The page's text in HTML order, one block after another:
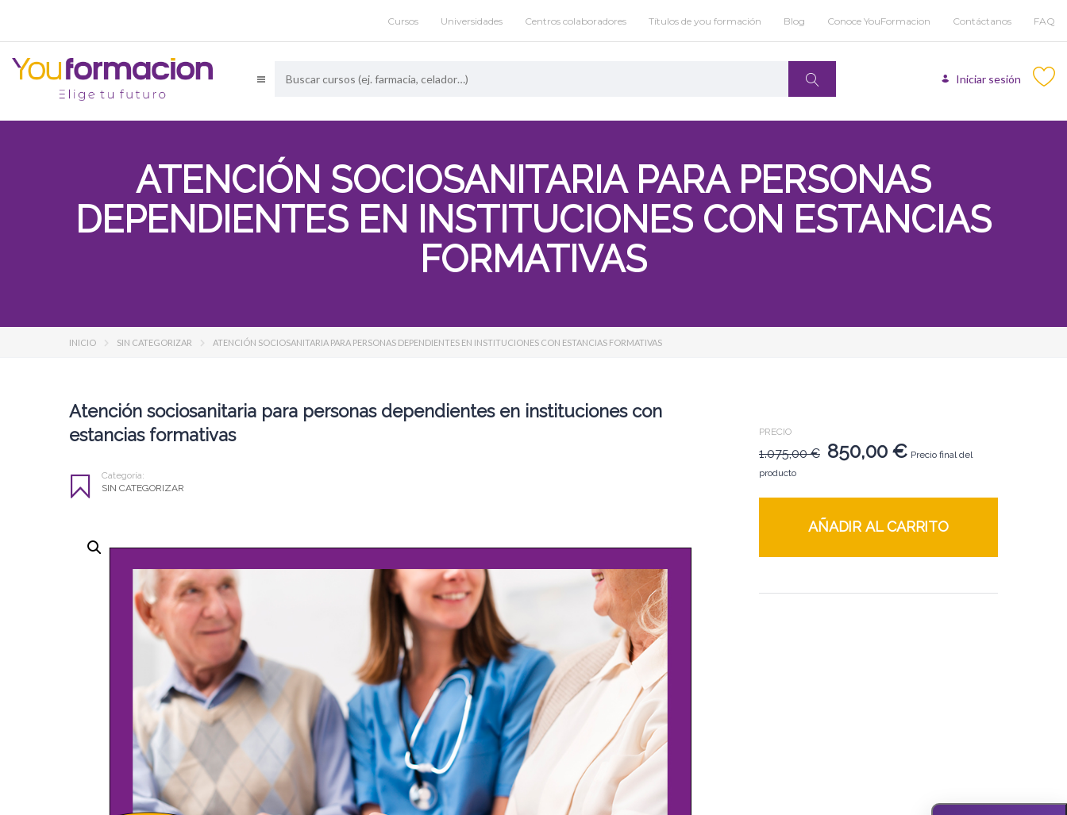
Cursos Universidades Centros colaboradores Títulos de you formación Blog Conoce YouFormacion Contáctanos FAQ
Iniciar sesión
ATENCIÓN SOCIOSANITARIA PARA PERSONAS
DEPENDIENTES EN INSTITUCIONES CON ESTANCIAS
FORMATIVAS
INICIO SIN CATEGORIZAR ATENCIÓN SOCIOSANITARIA PARA PERSONAS DEPENDIENTES EN INSTITUCIONES CON ESTANCIAS FORMATIVAS
Atención sociosanitaria para personas dependientes en instituciones con
estancias formativas
Categoría:
SIN CATEGORIZAR
PRECIO
1.075,00€ 850,00 € Precio final del
producto
AÑADIR AL CARRITO